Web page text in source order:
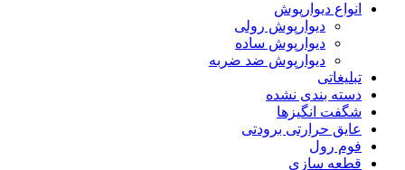
انواع دیوارپوش
دیوارپوش رولی
دیوارپوش ساده
دیوارپوش ضد ضربه
تبلیغاتی
دسته بندی نشده
شگفت انگیزها
عایق حرارتی برودتی
فوم رول
قطعه سازی